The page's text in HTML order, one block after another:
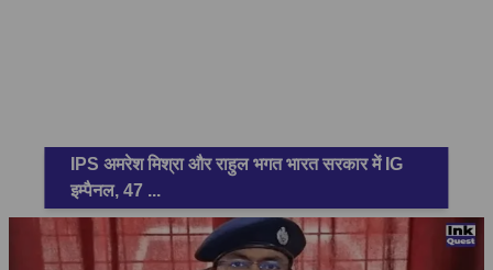
IPS अमरेश मिश्रा और राहुल भगत भारत सरकार में IG
इम्पैनल, 47 ...